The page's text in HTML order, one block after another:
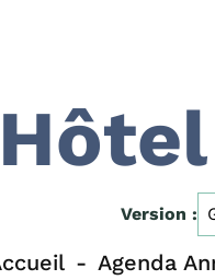
Version :
Agenda